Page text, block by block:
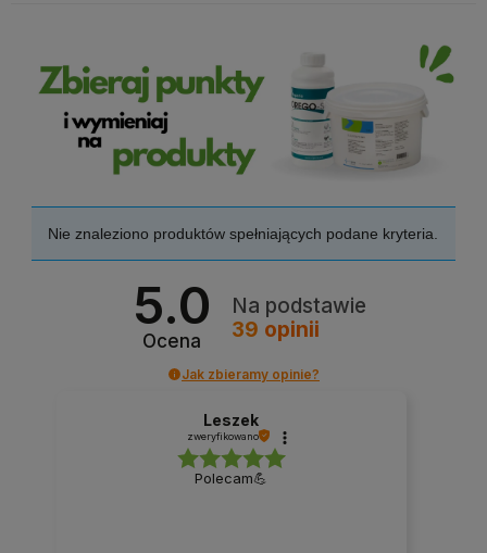
Nie znaleziono produktów spełniających podane kryteria.
5.0
Ocena
Na podstawie
39 opinii
Jak zbieramy opinie?
Leszek
zweryfikowano
Polecam💪